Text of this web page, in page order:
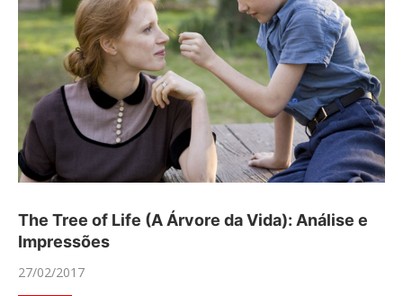
The Tree of Life (A Árvore da Vida): Análise e
Impressões
27/02/2017